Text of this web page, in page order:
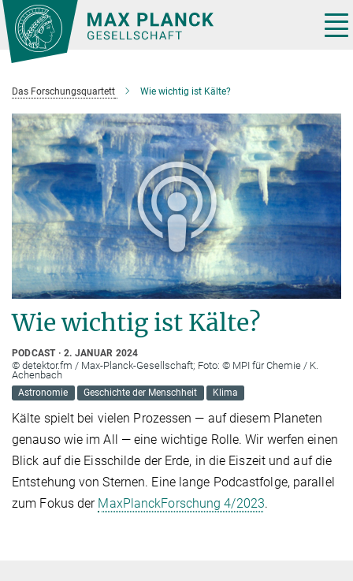
Hauptinhalt
Das Forschungsquartett Wie wichtig ist Kälte?
Wie wichtig ist Kälte?
PODCAST 2. JANUAR 2024
© detektor.fm / Max-Planck-Gesellschaft; Foto: © MPI für Chemie / K.
Achenbach
Astronomie Geschichte der Menschheit Klima
Kälte spielt bei vielen Prozessen — auf diesem Planeten
genauso wie im All — eine wichtige Rolle. Wir werfen einen
Blick auf die Eisschilde der Erde, in die Eiszeit und auf die
Entstehung von Sternen. Eine lange Podcastfolge, parallel
zum Fokus der MaxPlanckForschung 4/2023.